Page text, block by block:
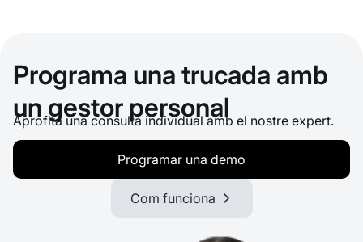
Programa una trucada amb
un gestor personal
Aprofita una consulta individual amb el nostre expert.
Programar una demo
Com funciona